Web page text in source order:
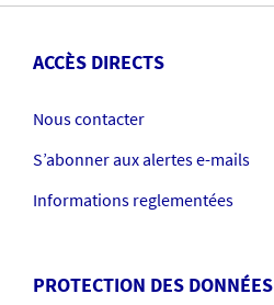
ACCÈS DIRECTS
Nous contacter
S’abonner aux alertes e-mails
Informations reglementées
PROTECTION DES DONNÉES